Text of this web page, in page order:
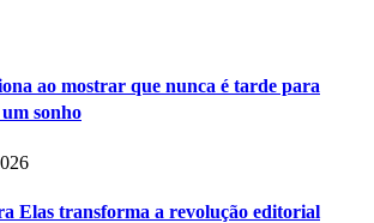
ao mostrar que nunca é tarde para
sonho
Elas transforma a revolução editorial